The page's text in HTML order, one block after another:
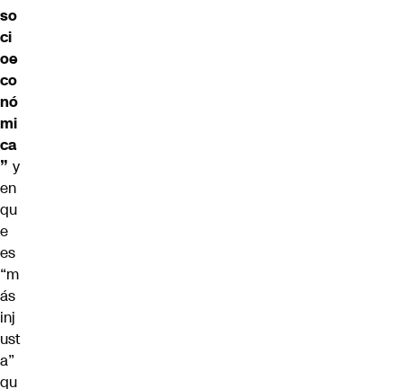
so
ci
oe
co
nó
mi
ca
” y
en
qu
e
es
“m
ás
inj
ust
a”
qu